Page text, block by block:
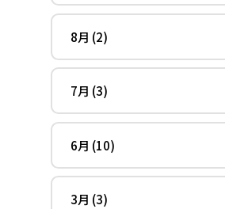
8月 (2)
7月 (3)
6月 (10)
3月 (3)